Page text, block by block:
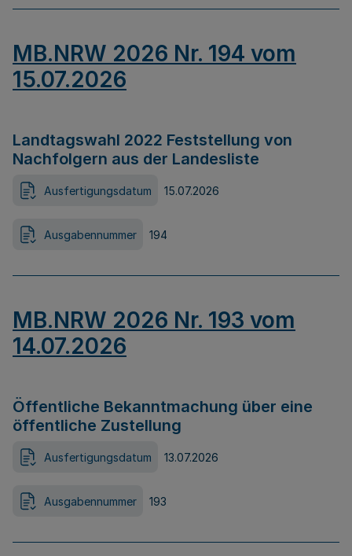
MB.NRW 2026 Nr. 194 vom
15.07.2026
Landtagswahl 2022 Feststellung von
Nachfolgern aus der Landesliste
Ausfertigungsdatum 15.07.2026
Ausgabennummer 194
MB.NRW 2026 Nr. 193 vom
14.07.2026
Öffentliche Bekanntmachung über eine
öffentliche Zustellung
Ausfertigungsdatum 13.07.2026
Ausgabennummer 193